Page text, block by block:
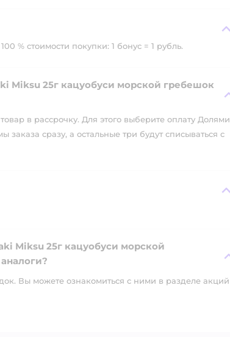
% стоимости покупки: 1 бонус = 1 рубль.
Miksu 25г кацуобуси морской гребешок
в рассрочку. Для этого выберите оплату Долями
сразу, а остальные три будут списываться с
Miksu 25г кацуобуси морской
Вы можете ознакомиться с ними в разделе акций